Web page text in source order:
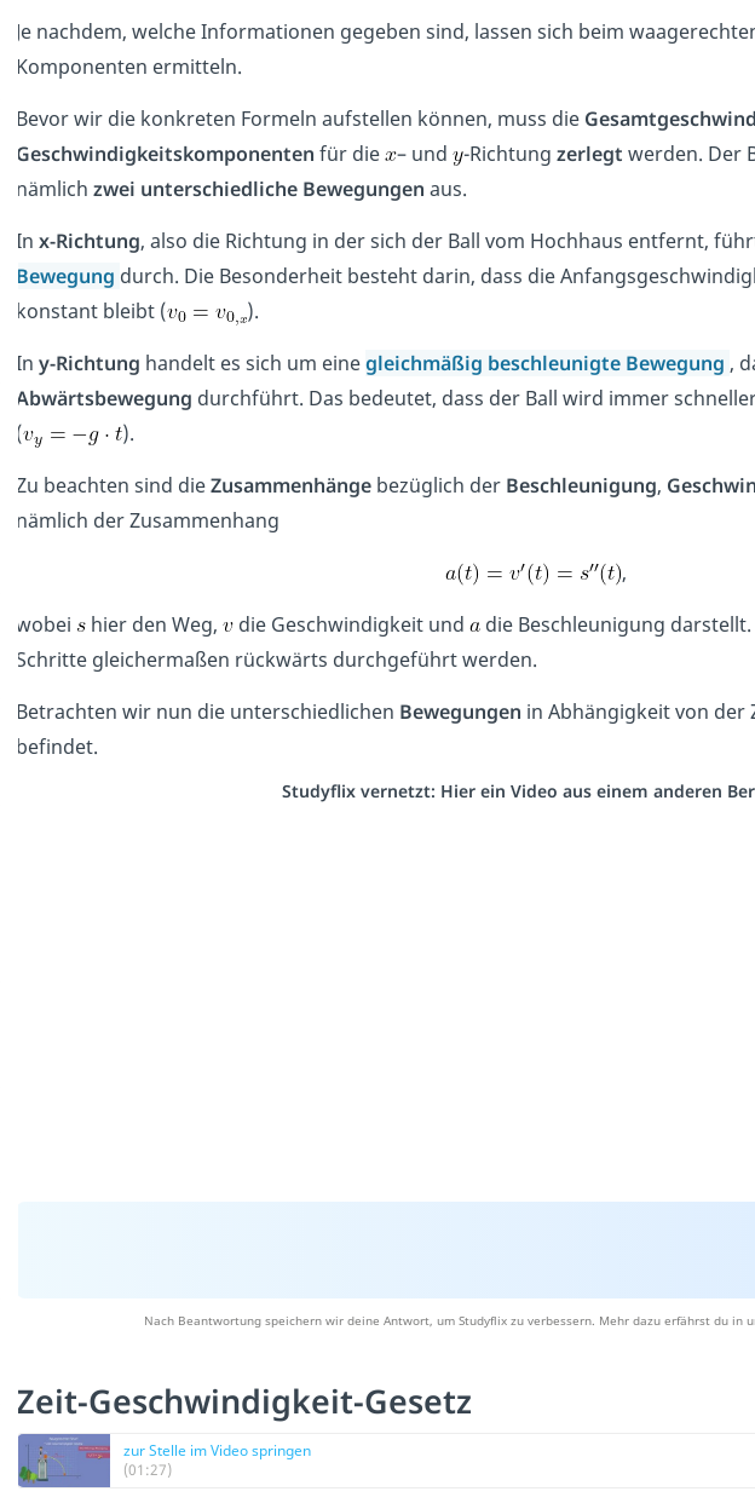
Je nachdem, welche Informationen gegeben sind, lassen sich beim
Komponenten ermitteln.
Bevor wir die konkreten Formeln aufstellen können, muss die
Geschwindigkeitskomponenten für die – und -Richtung zerlegt werden. Der
nämlich zwei unterschiedliche Bewegungen aus.
In x-Richtung, also die Richtung in der sich der Ball vom Hochhaus entfernt,
Bewegung durch. Die Besonderheit besteht darin, dass die
konstant bleibt (
).
In y-Richtung handelt es sich um eine gleichmäßig beschleunigte Bewegung ,
Abwärtsbewegung durchführt. Das bedeutet, dass der Ball wird immer
(
).
Zu beachten sind dieZusammenhängebezüglich der Beschleunigung,
nämlich der Zusammenhang
,
wobei hier den Weg, die Geschwindigkeit und
die Beschleunigung
Schritte gleichermaßen rückwärts durchgeführt werden.
Betrachten wir nun die unterschiedlichen Bewegungen in Abhängigkeit von der
befindet.
Studyflix vernetzt: Hier ein Video aus einem anderen
Nach Beantwortung speichern wir deine Antwort, um Studyflix zu verbessern. Mehr dazu erfährst du in
Zeit-Geschwindigkeit-Gesetz
zur Stelle im Video springen
(01:27)